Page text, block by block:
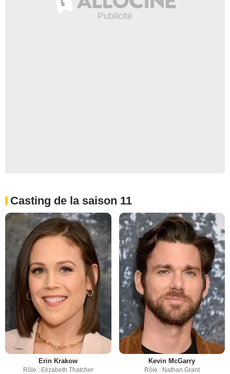
Casting de la saison 11
Erin Krakow
Rôle : Elizabeth Thatcher
Kevin McGarry
Rôle : Nathan Grant